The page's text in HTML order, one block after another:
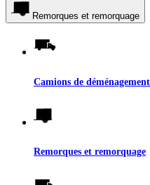
Remorques et remorquage
Camions de déménagement
Remorques et remorquage